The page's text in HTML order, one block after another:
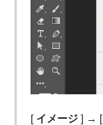
[ イメージ] → [